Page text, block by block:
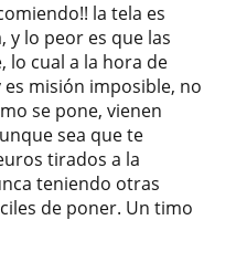
la tela es
y lo peor es que las
lo cual a la hora de
misión imposible, no
se pone, vienen
sea que te
tirados a la
teniendo otras
de poner. Un timo